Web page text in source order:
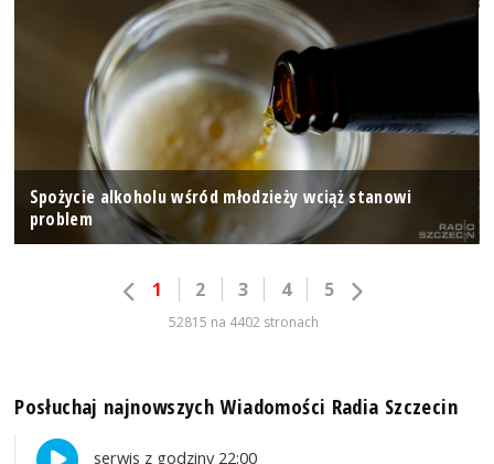
Spożycie alkoholu wśród młodzieży wciąż stanowi
problem
1 2 3 4 5
52815 na 4402 stronach
Posłuchaj najnowszych Wiadomości Radia Szczecin
serwis z godziny 22:00